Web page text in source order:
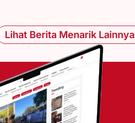
Lihat Berita Menarik Lainnya